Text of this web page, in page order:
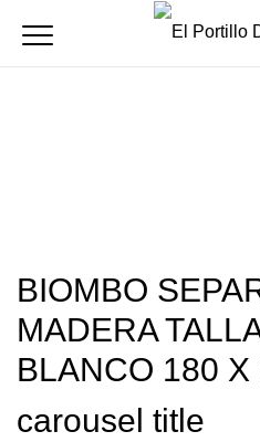
BIOMBO
MADERA
BLANCO 180 X
carousel title